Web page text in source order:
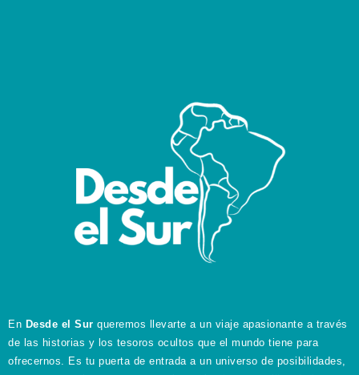
En Desde el Sur queremos llevarte a un viaje apasionante a través
de las historias y los tesoros ocultos que el mundo tiene para
ofrecernos. Es tu puerta de entrada a un universo de posibilidades,